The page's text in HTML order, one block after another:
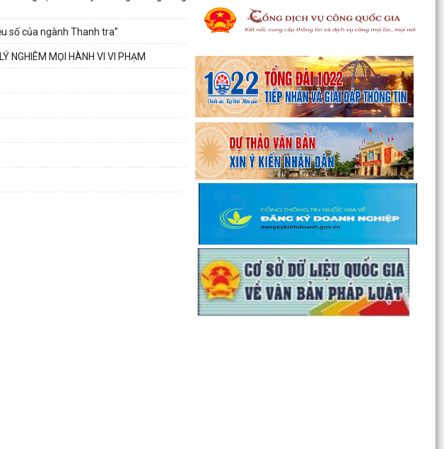
số của ngành Thanh tra”
NGHIÊM MỌI HÀNH VI VI PHẠM
QUÂN ĐẠI THẮNG TẠI GIẢI BÓNG ĐÁ HOA
PHƯỢNG THÀNH PHỐ HẢI...
ĐỘI TUYỂN U10 XÃ NGUYỄN LƯƠNG BẰNG SẴN
SÀNG TRANH TÀI TẠI GIẢI BÓNG ĐÁ HOA
PHƯỢNG THÀNH PHỐ HẢI...
Lan tỏa nghĩa cử cao đẹp trong phong trào hiến
máu tình nguyện tại xã Nguyễn Lương Bằng
Ban Thường vụ Đảng ủy xã Nguyễn Lương Bằng
công bố các quyết định kiện toàn cấp ủy chi bộ
BAN CHỈ HUY QUÂN SỰ XÃ NGUYỄN LƯƠNG
CHƯƠNG CHIẾN CÔNG HẠNG BA...
CHI BỘ TRƯỜNG TIỂU HỌC ĐOÀN TÙNG XÃ
NGUYỄN LƯƠNG BẰNG ĐỔI MỚI, NÂNG CAO
CHẤT LƯỢNG SINH HOẠT CHI BỘ...